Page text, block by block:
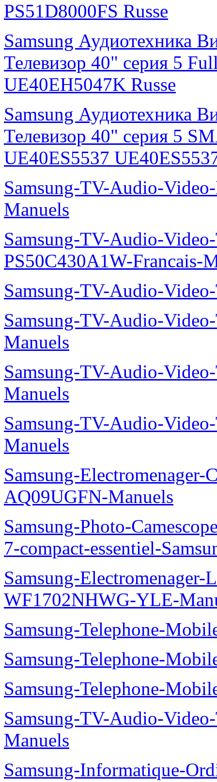
PS51D8000FS Russe
Samsung Аудиотехника
Телевизор 40" серия 5
UE40EH5047K Russe
Samsung Аудиотехника
Телевизор 40" серия 5
UE40ES5537
Samsung-TV-Audio-
Manuels
Samsung-TV-Audio-
PS50C430A1W-Francais-
Samsung-TV-Audio-
Samsung-TV-Audio-
Manuels
Samsung-TV-Audio-
Manuels
Samsung-TV-Audio-
Manuels
Samsung-Electromenager-
AQ09UGFN-Manuels
Samsung-Photo-
7-compact-essentiel-
Samsung-
WF1702NHWG-YLE-
Samsung-Telephone-
Samsung-Telephone-
Samsung-Telephone-
Samsung-TV-Audio-
Manuels
Samsung-Informatique-